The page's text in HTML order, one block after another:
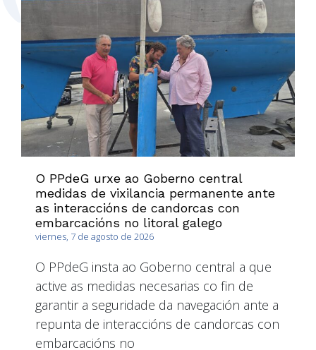
O PPdeG urxe ao Goberno central
medidas de vixilancia permanente ante
as interaccións de candorcas con
embarcacións no litoral galego
viernes, 7 de agosto de 2026
O PPdeG insta ao Goberno central a que
active as medidas necesarias co fin de
garantir a seguridade da navegación ante a
repunta de interaccións de candorcas con
embarcacións no